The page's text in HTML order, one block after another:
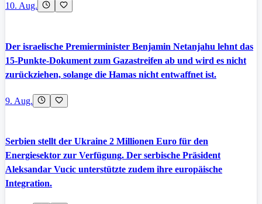
10. Aug.
Der israelische Premierminister Benjamin Netanjahu lehnt das
15-Punkte-Dokument zum Gazastreifen ab und wird es nicht
zurückziehen, solange die Hamas nicht entwaffnet ist.
9. Aug.
Serbien stellt der Ukraine 2 Millionen Euro für den
Energiesektor zur Verfügung. Der serbische Präsident
Aleksandar Vucic unterstützte zudem ihre europäische
Integration.